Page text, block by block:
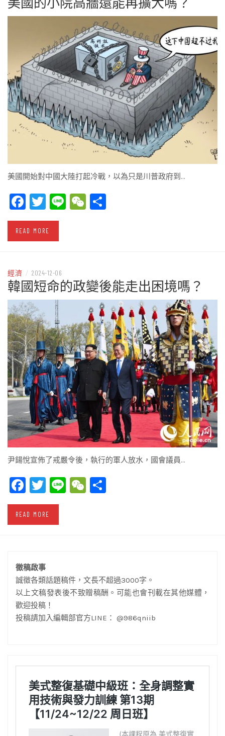
美國開始對中國大陸打起冷戰，以為只是川普政府到…
Facebook
Twitter
LineWeChat
READ MORE
經濟 / 2024-12-06
韓國短命的政變後能走出困境嗎？
尹鍚悅宣佈了戒嚴令後，執行的軍人放水，國會議員…
Facebook
Twitter
LineWeChat
READ MORE
徵稿啟事
誠徵各類話題稿件，文長不超過3000字。
以上文稿發表後不致贈稿酬。可能也會刊載在其他媒體，
歡迎投稿！
投稿請加入編輯部官方LINE： @986qniib